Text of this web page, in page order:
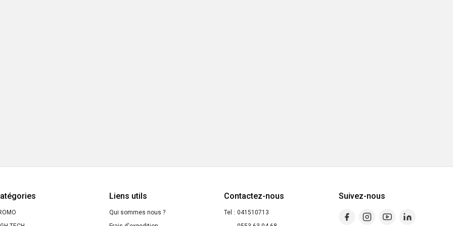
Liens utils
Qui sommes nous ?
Contactez-nous
Tel : 041510713
Suivez-nous